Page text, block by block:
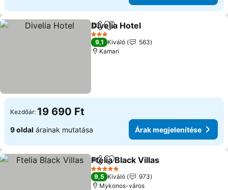
Megosztás
Hozzáadás a kedvencekhez
Divelia Hotel
3 Kategória
9,1 Kiváló
563
Kamari
Kezdőár: 19 690 Ft
9 oldal árainak mutatása Árak megjelenítése
Megosztás
Hozzáadás a kedvencekhez
Ftelia Black Villas
5 Kategória
9,5 Kiváló
973
Mykonos-város